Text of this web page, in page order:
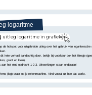
de hotspot voor uitgebreide uitleg over het gebruik van logaritmische
dit hele verhaal aandachtig door, bekijk bij voorkeur ook het filmpje
groot en klein).
aan het eind opdracht 1-2-3. Uitwerkingen staan onderaan!
(log) staat op je rekenmachine. Vind vooral uit hoe dat werkt.
logaritme
uitleg logaritme in grafieken